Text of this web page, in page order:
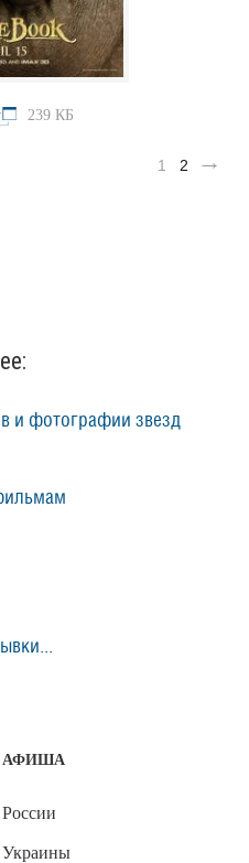
239 КБ
1 2
и фотографии звезд
АФИША
России
Украины